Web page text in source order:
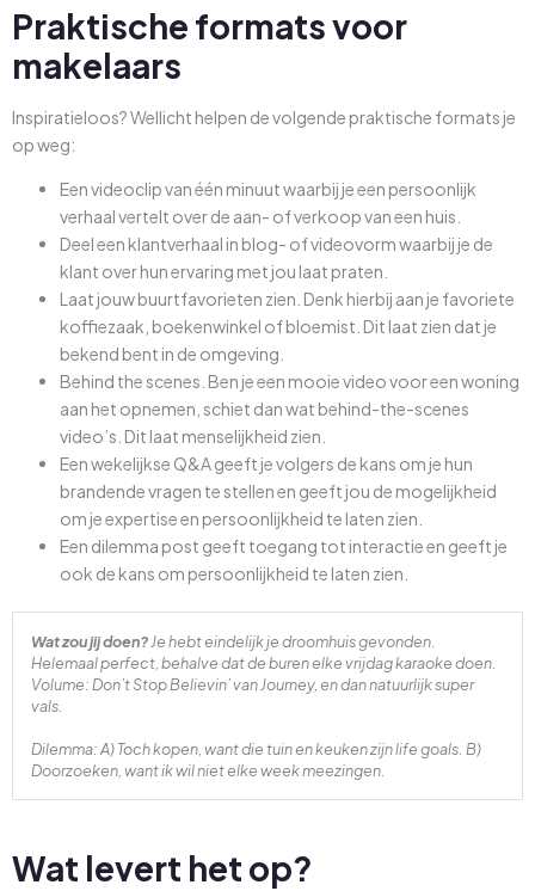
Praktische formats voor
makelaars
Inspiratieloos? Wellicht helpen de volgende praktische formats je
op weg:
Een videoclip van één minuut waarbij je een persoonlijk
verhaal vertelt over de aan- of verkoop van een huis.
Deel een klantverhaal in blog- of videovorm waarbij je de
klant over hun ervaring met jou laat praten.
Laat jouw buurtfavorieten zien. Denk hierbij aan je favoriete
koffiezaak, boekenwinkel of bloemist. Dit laat zien dat je
bekend bent in de omgeving.
Behind the scenes. Ben je een mooie video voor een woning
aan het opnemen, schiet dan wat behind-the-scenes
video’s. Dit laat menselijkheid zien.
Een wekelijkse Q&A geeft je volgers de kans om je hun
brandende vragen te stellen en geeft jou de mogelijkheid
om je expertise en persoonlijkheid te laten zien.
Een dilemma post geeft toegang tot interactie en geeft je
ook de kans om persoonlijkheid te laten zien.
Wat zou jij doen?Je hebt eindelijk je droomhuis gevonden.
Helemaal perfect, behalve dat de buren elke vrijdag karaoke doen.
Volume: Don’t Stop Believin’ van Journey, en dan natuurlijk super
vals.
Dilemma: A) Toch kopen, want die tuin en keuken zijn life goals. B)
Doorzoeken, want ik wil niet elke week meezingen.
Wat levert het op?